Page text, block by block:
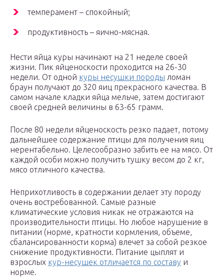
темперамент – спокойный;
продуктивность – яично-мясная.
Нести яйца куры начинают на 21 неделе своей
жизни. Пик яйценоскости проходится на 26-30
недели. От одной куры несушки породы ломан
браун получают до 320 яиц прекрасного качества. В
самом начале кладки яйца мельче, затем достигают
своей средней величины в 63-65 грамм.
После 80 недели яйценоскость резко падает, потому
дальнейшее содержание птицы для получения яиц
нерентабельно. Целесообразно забить ее на мясо. От
каждой особи можно получить тушку весом до 2 кг,
мясо отличного качества.
Неприхотливость в содержании делает эту породу
очень востребованной. Самые разные
климатические условия никак не отражаются на
производительности птицы. Но любое нарушение в
питании (норме, кратности кормления, объеме,
сбалансированности корма) влечет за собой резкое
снижение продуктивности. Питание цыплят и
взрослых кур-несушек отличается по составу и
норме.